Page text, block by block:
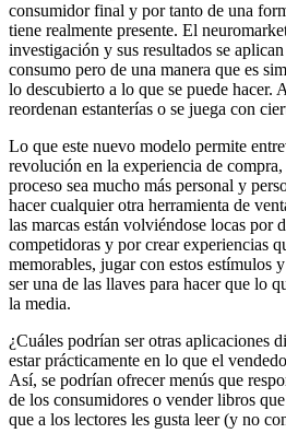
consumidor final y por tanto de una
tiene realmente presente. El
investigación y sus resultados se
consumo pero de una manera que es
lo descubierto a lo que se puede hacer.
reordenan estanterías o se juega con
Lo que este nuevo modelo permite
revolución en la experiencia de compra,
proceso sea mucho más personal y
hacer cualquier otra herramienta de
las marcas están volviéndose locas por
competidoras y por crear experiencias
memorables, jugar con estos estímulos
ser una de las llaves para hacer que lo
la media.
¿Cuáles podrían ser otras aplicaciones
estar prácticamente en lo que el
Así, se podrían ofrecer menús que
de los consumidores o vender libros
que a los lectores les gusta leer (y no